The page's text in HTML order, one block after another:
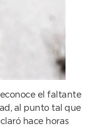
el faltante
al punto tal que
hace horas